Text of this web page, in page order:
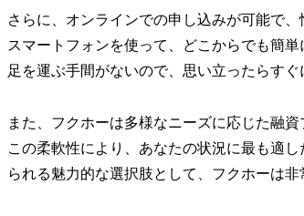
さらに、オンラインでの申し込みが可能で
スマートフォンを使って、どこからでも簡
足を運ぶ手間がないので、思い立ったらす
また、フクホーは多様なニーズに応じた融
この柔軟性により、あなたの状況に最も適
られる魅力的な選択肢として、フクホーは非